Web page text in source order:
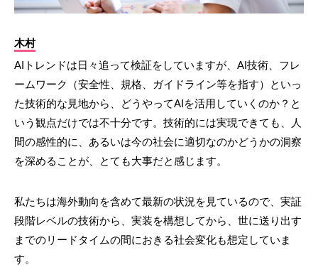
木村
AIトレンドは日々追って検証をしていますが、AI技術、フレ
ームワーク（安全性、規格、ガイドライン等を指す）といっ
た技術的な見地から、どうやってAIを活用していくのか？と
いう観点だけでは不十分です。技術的には実現できても、人
間の感性的に、あるいは今の社会に適切なのかどうかの洞察
を深めることが、とても大事だと感じます。
私たちは海外動向を含めて最新の状況を見ているので、実証
段階レベルの技術から、実装を構想してから、世に送り出す
までのリードタイムの間におきる社会変化も想定していま
す。